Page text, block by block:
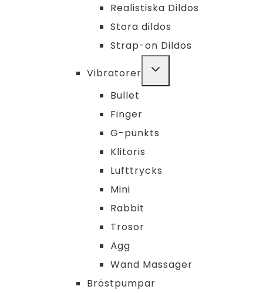
Realistiska Dildos
Stora dildos
Strap-on Dildos
Vibratorer
TOGGLE
MENU
Bullet
Finger
G-punkts
Klitoris
Lufttrycks
Mini
Rabbit
Trosor
Ägg
Wand Massager
Bröstpumpar